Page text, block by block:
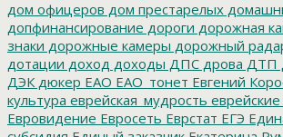
дом офицеров дом престарелых
допфинансирование дороги дорожная
знаки дорожные камеры дорожный
дотации доход доходы ДПС дрова ДТП
ДЭК дюкер ЕАО ЕАО_тонет Евгений
культура еврейская_мудрость
Евровидение Евросеть Еврстат ЕГЭ